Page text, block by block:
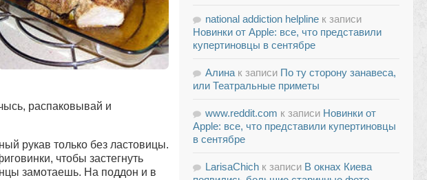
распаковывай и
рукав только без ластовицы.
чтобы застегнуть
замотаешь. На поддон и в
national addiction helpline к записи
Новинки от Apple: все, что представили
купертиновцы в сентябре
Алина к записи По ту сторону занавеса,
или Театральные приметы
www.reddit.com к записи Новинки от
Apple: все, что представили купертиновцы
в сентябре
LarisaChich к записи В окнах Киева